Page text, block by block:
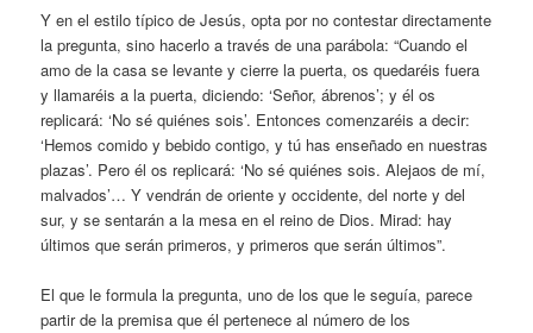
Y en el estilo típico de Jesús, opta por no contestar directamente
la pregunta, sino hacerlo a través de una parábola: “Cuando el
amo de la casa se levante y cierre la puerta, os quedaréis fuera
y llamaréis a la puerta, diciendo: ‘Señor, ábrenos’; y él os
replicará: ‘No sé quiénes sois’. Entonces comenzaréis a decir:
‘Hemos comido y bebido contigo, y tú has enseñado en nuestras
plazas’. Pero él os replicará: ‘No sé quiénes sois. Alejaos de mí,
malvados’… Y vendrán de oriente y occidente, del norte y del
sur, y se sentarán a la mesa en el reino de Dios. Mirad: hay
últimos que serán primeros, y primeros que serán últimos”.
El que le formula la pregunta, uno de los que le seguía, parece
partir de la premisa que él pertenece al número de los